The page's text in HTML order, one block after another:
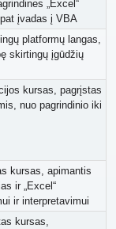
„Excel“
įvadas į VBA
platformų langas,
skirtingų įgūdžių
kursas, pagrįstas
nuo pagrindinio iki
kursas, apimantis
ir „Excel“
ir interpretavimui
kursas,